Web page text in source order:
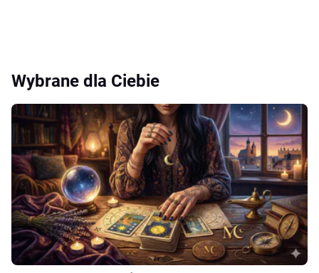
Wybrane dla Ciebie